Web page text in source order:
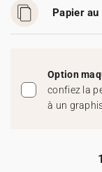
Papier
Option
confiez la
à un